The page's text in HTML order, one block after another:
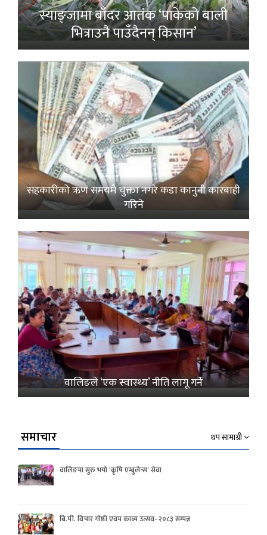
स्याङ्जामा बाँदर आतंक ‘पाकेको बाली
भित्राउनै पाउँदैनन् किसान’
सहकारीको ऋण समयमै चुक्ता नगरे कडा कानुनी कारबाही
गरिने
वालिङले ‘एक स्वास्थ्य’ नीति लागू गर्ने
समाचार थप सामाग्री
वालिङमा सुरु भयो ‘कृषि एम्बुलेन्स’ सेवा
बि.पी. विचार गोष्ठी एवम काव्य उत्सव- २०८३ सम्पन्न